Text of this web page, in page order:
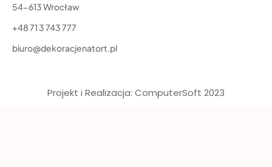
54-613 Wrocław
+48 71 3 743 777
biuro@dekoracjenatort.pl
Projekt i Realizacja: ComputerSoft 2023